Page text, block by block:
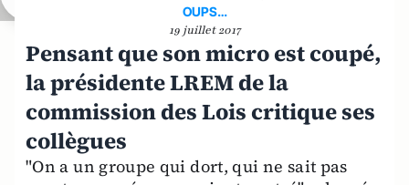
OUPS…
19 juillet 2017
Pensant que son micro est coupé,
la présidente LREM de la
commission des Lois critique ses
collègues
"On a un groupe qui dort, qui ne sait pas